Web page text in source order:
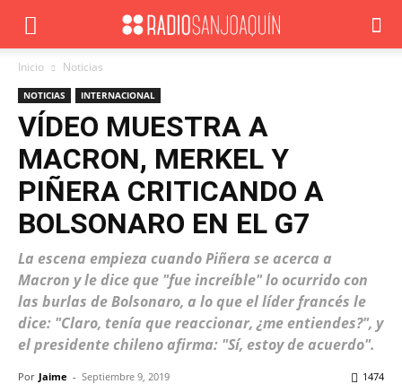
Inicio Noticias
NOTICIAS INTERNACIONAL
VÍDEO MUESTRA A
MACRON, MERKEL Y
PIÑERA CRITICANDO A
BOLSONARO EN EL G7
La escena empieza cuando Piñera se acerca a
Macron y le dice que "fue increíble" lo ocurrido con
las burlas de Bolsonaro, a lo que el líder francés le
dice: "Claro, tenía que reaccionar, ¿me entiendes?", y
el presidente chileno afirma: "Sí, estoy de acuerdo".
Por Jaime - Septiembre 9, 2019 1474